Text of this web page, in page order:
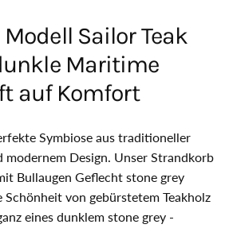
Sailor Teak
Maritime
auf Komfort
Symbiose aus traditioneller
modernem Design. Unser Strandkorb
Bullaugen Geflecht stone grey
von gebürstetem Teakholz
eines dunklem stone grey -